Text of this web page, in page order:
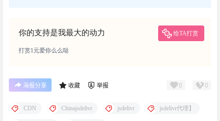
你的支持是我最大的动力 给TA打赏
打赏1元爱你么么哒
海报分享 收藏 举报 0 0
CDN Chinajsdelivr jsdelivr jsdelivr代理】